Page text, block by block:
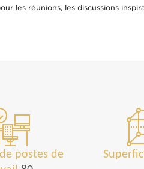
les réunions, les discussions
postes de